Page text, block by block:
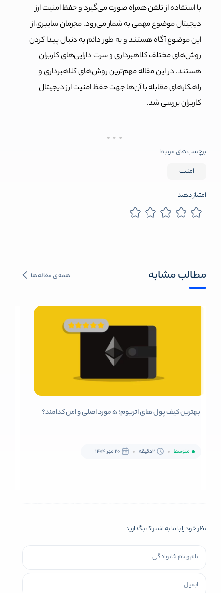
با استفاده از تلفن همراه صورت می‌گیرد و حفظ امنیت ارز
دیجیتال موضوع مهمی به شمار می‌رود. مجرمان سایبری از
این موضوع آگاه هستند و به طور دائم به دنبال پیدا کردن
روش‌های مختلف کلاهبرداری و سرت دارایی‌های کاربران
هستند. در این مقاله مهم‌ترین روش‌های کلاهبرداری و
راهکارهای مقابله با آن‌ها جهت حفظ امنیت ارز دیجیتال
کاربران بررسی شد.
برچسب های مرتبط
امنیت
امتیاز دهید
مطالب مشابه همه ی مقاله ها
بهترین کیف پول های اتریوم؛ 5 مورد اصلی و امن کدامند؟
متوسط 2دقیقه 20 مهر 1404
نظر خود را با ما به اشتراک بگذارید